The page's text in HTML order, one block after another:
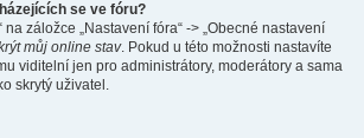
se ve fóru?
na záložce „Nastavení fóra“ -> „Obecné nastavení
můj online stav. Pokud u této možnosti nastavíte
viditelní jen pro administrátory, moderátory a sama
skrytý uživatel.